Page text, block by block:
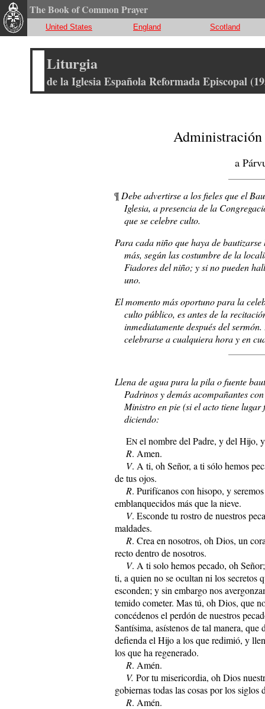
The Book of Common Prayer
United States England Scotland
Liturgia
de la Iglesia Española Reformada Episcopal
a
¶ Debe advertirse a los fieles que el
Iglesia, a presencia de la
que se celebre culto.
Para cada niño que haya de
más, según las costumbre de la
Fiadores del niño; y si no pueden
uno.
El momento más oportuno para la
culto público, es antes de la
inmediatamente después del
celebrarse a cualquiera hora y en
Llena de agua pura la pila o fuente
Padrinos y demás acompañantes
Ministro en pie (si el acto tiene
diciendo:
EN el nombre del Padre, y del Hijo,
R. Amen.
V. A ti, oh Señor, a ti sólo hemos
de tus ojos.
R. Purifícanos con hisopo, y
emblanquecidos más que la nieve.
V. Esconde tu rostro de nuestros
maldades.
R. Crea en nosotros, oh Dios, un
recto dentro de nosotros.
V. A ti solo hemos pecado, oh
ti, a quien no se ocultan ni los secretos
esconden; y sin embargo nos
temido cometer. Mas tú, oh Dios, que
concédenos el perdón de nuestros
Santísima, asístenos de tal manera,
defienda el Hijo a los que redimió, y
los que ha regenerado.
R. Amén.
V. Por tu misericordia, oh Dios
gobiernas todas las cosas por los siglos
R. Amén.